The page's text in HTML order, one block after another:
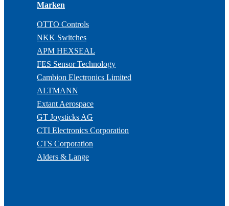
Marken
OTTO Controls
NKK Switches
APM HEXSEAL
FES Sensor Technology
Cambion Electronics Limited
ALTMANN
Extant Aerospace
GT Joysticks AG
CTI Electronics Corporation
CTS Corporation
Alders & Lange